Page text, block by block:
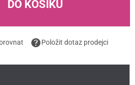
DO KOŠÍKU
Položit dotaz prodejci